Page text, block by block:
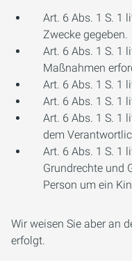
Art. 6 Abs. 1 S. 1
Zwecke gegeben.
Art. 6 Abs. 1 S. 1
Maßnahmen
Art. 6 Abs. 1 S. 1
Art. 6 Abs. 1 S. 1
Art. 6 Abs. 1 S. 1
dem
Art. 6 Abs. 1 S. 1
Grundrechte und
Person um ein
Wir weisen Sie aber an
erfolgt.